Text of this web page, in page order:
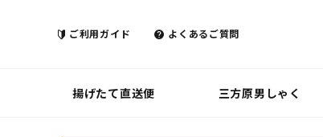
ご利用ガイド よくあるご質問
揚げたて直送便 三方原男しゃく